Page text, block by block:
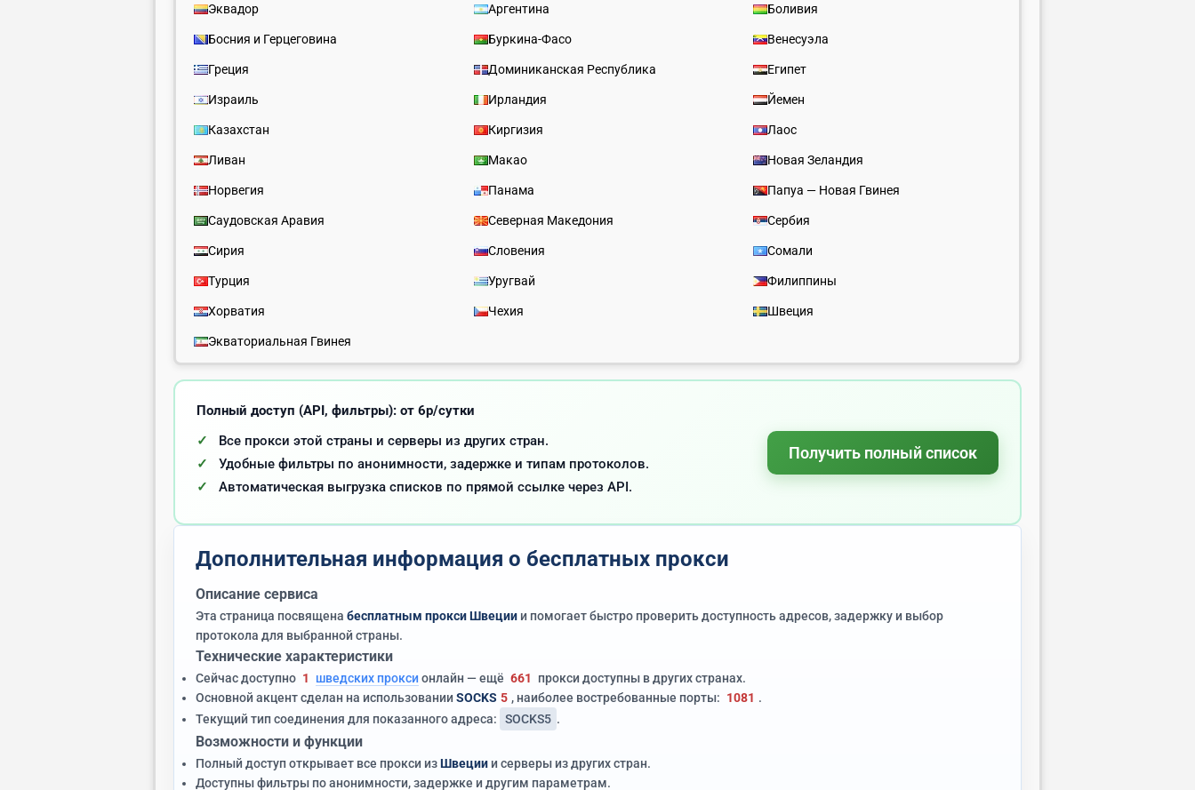
Эквадор Аргентина Боливия
Босния и Герцеговина Буркина-Фасо Венесуэла
Греция Доминиканская Республика Египет
Израиль Ирландия Йемен
Казахстан Киргизия Лаос
Ливан Макао Новая Зеландия
Норвегия Панама Папуа — Новая Гвинея
Саудовская Аравия Северная Македония Сербия
Сирия Словения Сомали
Турция Уругвай Филиппины
Хорватия Чехия Швеция
Экваториальная Гвинея
Полный доступ (API, фильтры): от 6р/сутки
Все прокси этой страны и серверы из других стран.
Удобные фильтры по анонимности, задержке и типам протоколов.
Автоматическая выгрузка списков по прямой ссылке через API.
Получить полный список
Дополнительная информация о бесплатных прокси
Описание сервиса
Эта страница посвящена бесплатным прокси Швеции и помогает быстро проверить доступность адресов, задержку и выбор
протокола для выбранной страны.
Технические характеристики
Сейчас доступно 1 шведских прокси онлайн — ещё 661
прокси доступны в других странах.
Основной акцент сделан на использовании SOCKS 5 , наиболее востребованные порты: 1081 .
Текущий тип соединения для показанного адреса:
SOCKS5 .
Возможности и функции
Полный доступ открывает все прокси изШвеции и серверы из других стран.
Доступны фильтры по анонимности, задержке и другим параметрам.